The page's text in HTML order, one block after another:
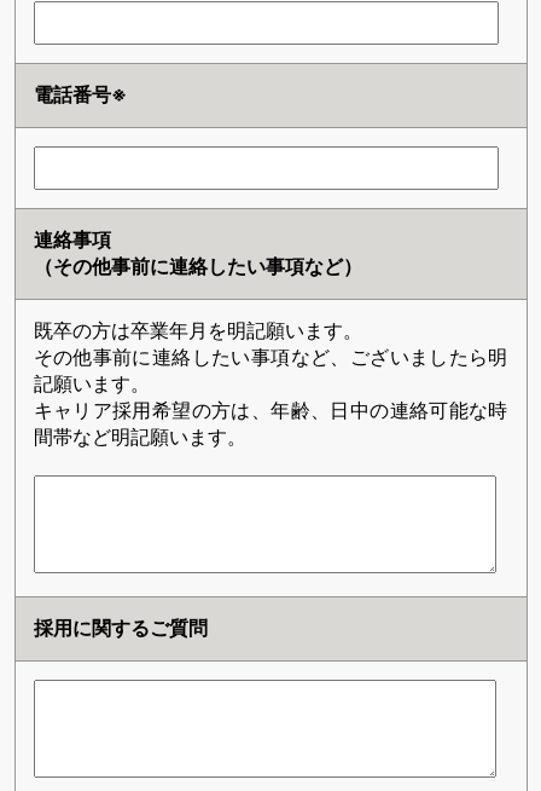
電話番号※
連絡事項
（その他事前に連絡したい事項など）
既卒の方は卒業年月を明記願います。
その他事前に連絡したい事項など、ございましたら明
記願います。
キャリア採用希望の方は、年齢、日中の連絡可能な時
間帯など明記願います。
採用に関するご質問